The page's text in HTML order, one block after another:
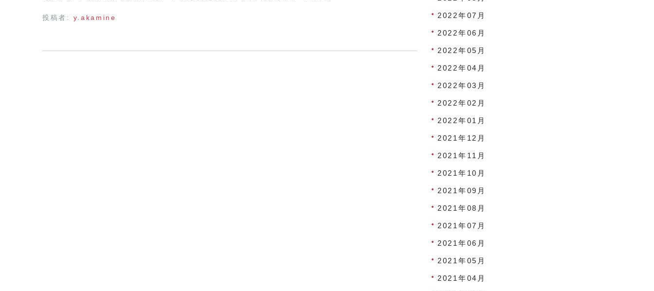
投稿者: y.akamine 2022年07月
2022年06月
2022年05月
2022年04月
2022年03月
2022年02月
2022年01月
2021年12月
2021年11月
2021年10月
2021年09月
2021年08月
2021年07月
2021年06月
2021年05月
2021年04月